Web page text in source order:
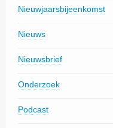
Nieuwjaarsbijeenkomst
Nieuws
Nieuwsbrief
Onderzoek
Podcast